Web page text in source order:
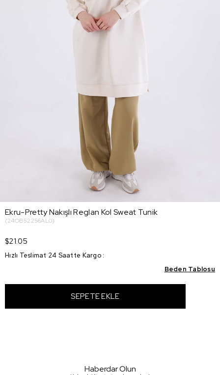
Ekru-Pretty Nakışlı Reglan Kol Sweat Tunik
(24OB52256AL0)
$21.05
Hızlı Teslimat 24 Saatte Kargo :
Beden Tablosu
Haberdar Olun